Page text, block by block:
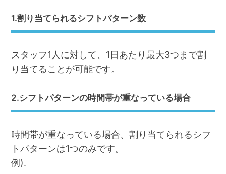
1.割り当てられるシフトパターン数
スタッフ1人に対して、1日あたり最大3つまで割
り当てることが可能です。
2.シフトパターンの時間帯が重なっている場合
時間帯が重なっている場合、割り当てられるシフ
トパターンは1つのみです。
例).